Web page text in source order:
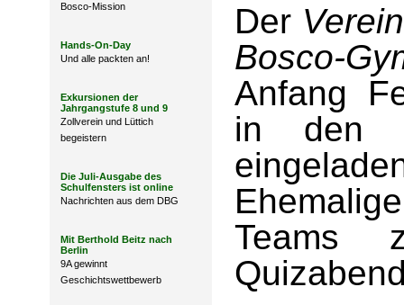
Bosco-Mission
Hands-On-Day
Und alle packten an!
Exkursionen der
Jahrgangstufe 8 und 9
Zollverein und Lüttich
begeistern
Die Juli-Ausgabe des
Schulfensters ist online
Nachrichten aus dem DBG
Mit Berthold Beitz nach
Berlin
9A gewinnt
Geschichtswettbewerb
Der
Bosco-
Anfang
in den
Teams